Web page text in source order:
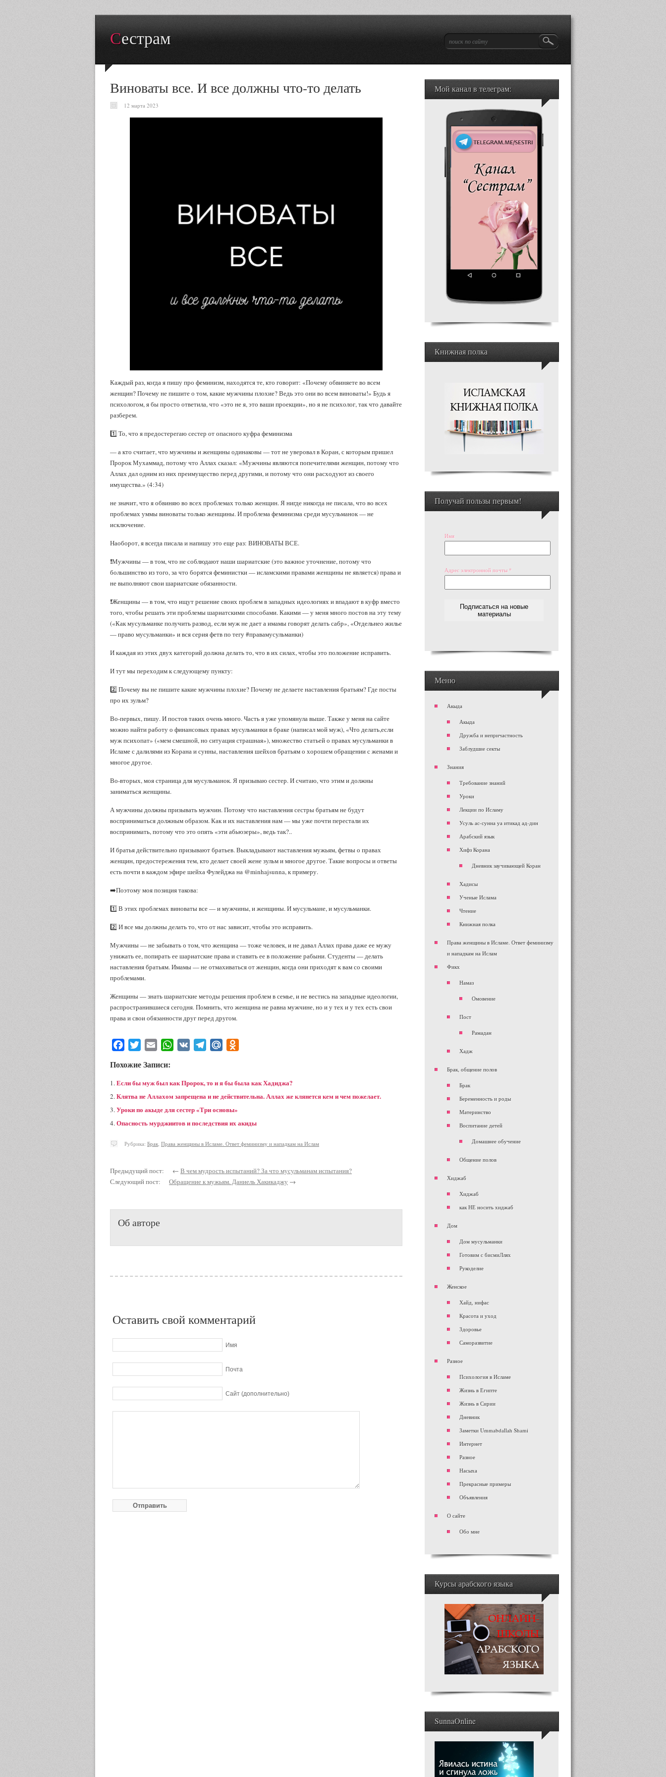
Сестрам
Виноваты все. И все должны что-то делать
12 марта 2023
Каждый раз, когда я пишу про феминизм, находятся те, кто говорит: «Почему обвиняете во всем
женщин? Почему не пишите о том, какие мужчины плохие? Ведь это они во всем виноваты!» Будь я
психологом, я бы просто ответила, что «это не я, это ваши проекции», но я не психолог, так что давайте
разберем.
1️⃣ То, что я предостерегаю сестер от опасного куфра феминизма
— а кто считает, что мужчины и женщины одинаковы — тот не уверовал в Коран, с которым пришел
Пророк Мухаммад, потому что Аллах сказал: «Мужчины являются попечителями женщин, потому что
Аллах дал одним из них преимущество перед другими, и потому что они расходуют из своего
имущества.» (4:34)
не значит, что я обвиняю во всех проблемах только женщин. Я нигде никогда не писала, что во всех
проблемах уммы виноваты только женщины. И проблема феминизма среди мусульманок — не
исключение.
Наоборот, я всегда писала и напишу это еще раз: ВИНОВАТЫ ВСЕ.
❗️Мужчины — в том, что не соблюдают наши шариатские (это важное уточнение, потому что
большинство из того, за что борятся феминистки — исламскими правами женщины не является) права и
не выполняют свои шариатские обязанности.
❗️Женщины — в том, что ищут решение своих проблем в западных идеологиях и впадают в куфр вместо
того, чтобы решать эти проблемы шариатскими способами. Какими — у меня много постов на эту тему
(«Как мусульманке получить развод, если муж не дает а имамы говорят делать сабр», «Отдельнео жилье
— право мусульманки» и вся серия фетв по тегу #правамусульманки)
И каждая из этих двух категорий должна делать то, что в их силах, чтобы это положение исправить.
И тут мы переходим к следующему пункту:
2️⃣ Почему вы не пишите какие мужчины плохие? Почему не делаете наставления братьям? Где посты
про их зульм?
Во-первых, пишу. И постов таких очень много. Часть я уже упомянула выше. Также у меня на сайте
можно найти работу о финансовых правах мусульманки в браке (написал мой муж), «Что делать,если
муж психопат» («мем смешной, но ситуация страшная»), множество статьей о правах мусульманки в
Исламе с далилями из Корана и сунны, наставления шейхов братьям о хорошем обращении с женами и
многое другое.
Во-вторых, моя страница для мусульманок. Я призываю сестер. И считаю, что этим и должны
заниматься женщины.
А мужчины должны призывать мужчин. Потому что наставления сестры братьям не будут
восприниматься должным образом. Как и их наставления нам — мы уже почти перестали их
воспринимать, потому что это опять «эти абьюзеры», ведь так?..
И братья действительно призывают братьев. Выкладывают наставления мужьям, фетвы о правах
женщин, предостережения тем, кто делает своей жене зульм и многое другое. Такие вопросы и ответы
есть почти в каждом эфире шейха Фулейджа на @minhajsunna, к примеру.
➡️Поэтому моя позиция такова:
1️⃣ В этих проблемах виноваты все — и мужчины, и женщины. И мусульмане, и мусульманки.
2️⃣ И все мы должны делать то, что от нас зависит, чтобы это исправить.
Мужчины — не забывать о том, что женщина — тоже человек, и не давал Аллах права даже ее мужу
унижать ее, попирать ее шариатские права и ставить ее в положение рабыни. Студенты — делать
наставления братьям. Имамы — не отмахиваться от женщин, когда они приходят к вам со своими
проблемами.
Женщины — знать шариатские методы решения проблем в семье, и не вестись на западные идеологии,
распространившиеся сегодня. Помнить, что женщина не равна мужчине, но и у тех и у тех есть свои
права и свои обязанности друг перед другом.
Facebook
Twitter Email WhatsApp
VK TelegramMail.Ru
Похожие Записи:
Если бы муж был как Пророк, то и я бы была как Хадиджа?
Клятва не Аллахом запрещена и не действительна. Аллах же клянется кем и чем пожелает.
Уроки по акыде для сестер «Три основы»
Опасность мурджиитов и последствия их акиды
Рубрика: Брак, Права женщины в Исламе. Ответ феминизму и нападкам на Ислам
Предыдущий пост: ← В чем мудрость испытаний? За что мусульманам испытания?
Следующий пост: Обращение к мужьям. Даниель Хакикаджу →
Об авторе
Оставить свой комментарий
Имя
Почта
Сайт (дополнительно)
Мой канал в телеграм:
Книжная полка
Получай пользы первым!
Имя
Адрес электронной почты *
Меню
Акыда
Акыда
Дружба и непричастность
Заблудшие секты
Знания
Требование знаний
Уроки
Лекции по Исламу
Усуль ас-сунна уа итикад ад-дин
Арабский язык
Хифз Корана
Дневник заучивающей Коран
Хадисы
Ученые Ислама
Чтение
Книжная полка
Права женщины в Исламе. Ответ феминизму
и нападкам на Ислам
Фикх
Намаз
Омовение
Пост
Рамадан
Хадж
Брак, общение полов
Брак
Беременность и роды
Материнство
Воспитание детей
Домашнее обучение
Общение полов
Хиджаб
Хиджаб
как НЕ носить хиджаб
Дом
Дом мусульманки
Готовим с бисмиЛлях
Рукоделие
Женское
Хайд, нифас
Красота и уход
Здоровье
Саморазвитие
Разное
Психология в Исламе
Жизнь в Египте
Жизнь в Сирии
Дневник
Заметки Ummabdallah Shami
Интернет
Разное
Насыха
Прекрасные примеры
Объявления
О сайте
Обо мне
Курсы арабского языка
SunnaOnline